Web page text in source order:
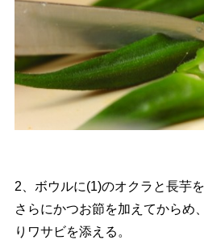
2、ボウルに(1)のオクラと長芋
さらにかつお節を加えてからめ
りワサビを添える。